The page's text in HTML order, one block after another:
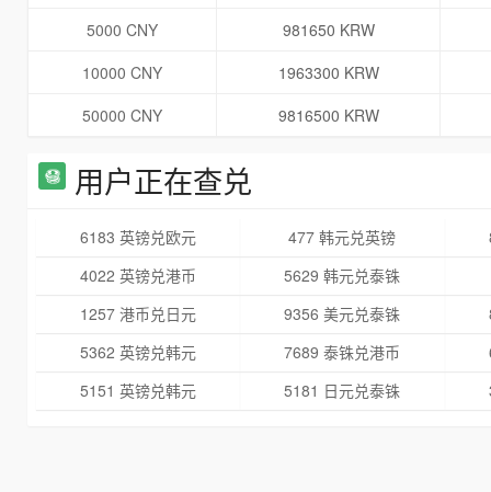
5000 CNY
981650 KRW
10000 CNY
1963300 KRW
50000 CNY
9816500 KRW
用户正在查兑
6183 英镑兑欧元 477 韩元兑英镑
4022 英镑兑港币
5629 韩元兑泰铢
1257 港币兑日元
9356 美元兑泰铢
5362 英镑兑韩元
7689 泰铢兑港币
5151 英镑兑韩元
5181 日元兑泰铢